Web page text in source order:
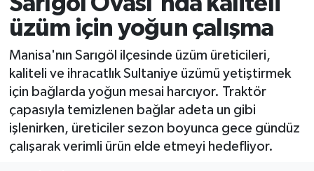
üzüm için yoğun çalışma
Manisa'nın Sarıgöl ilçesinde üzüm üreticileri,
kaliteli ve ihracatlık Sultaniye üzümü yetiştirmek
için bağlarda yoğun mesai harcıyor. Traktör
çapasıyla temizlenen bağlar adeta un gibi
işlenirken, üreticiler sezon boyunca gece gündüz
çalışarak verimli ürün elde etmeyi hedefliyor.
YAŞAM
RESMİ REKLAM
Haber Arşivi